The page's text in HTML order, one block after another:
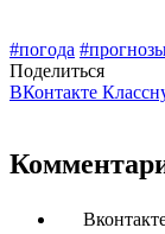
#погода
Поделиться
ВКонтакте